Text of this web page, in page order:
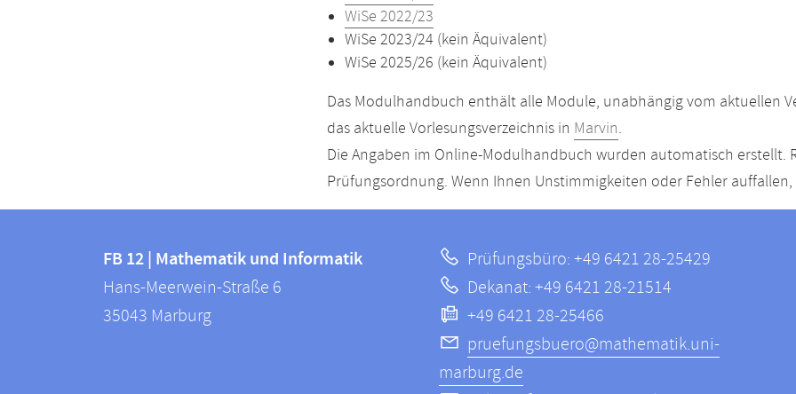
WiSe 2022/23
WiSe 2023/24 (kein Äquivalent)
WiSe 2025/26 (kein Äquivalent)
Das Modulhandbuch enthält alle Module, unabhängig vom aktuellen
das aktuelle Vorlesungsverzeichnis in Marvin.
Die Angaben im Online-Modulhandbuch wurden automatisch erstellt.
Prüfungsordnung. Wenn Ihnen Unstimmigkeiten oder Fehler
Informationen
FB
12
FB 12 | Mathematik und Informatik
Hans-Meerwein-Straße 6
35043 Marburg
Prüfungsbüro: +49 6421 28-25429
Dekanat: +49 6421 28-21514
+49 6421 28-25466
pruefungsbuero@mathematik.uni-
marburg.de